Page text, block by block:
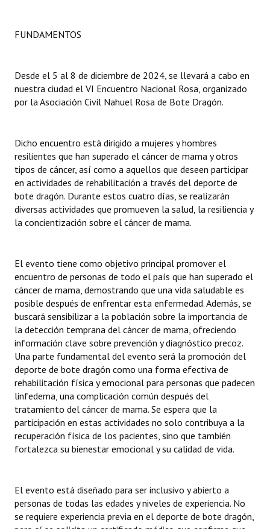
Actas de Sesión
Ejecución Presupuestaria
NORMATIVA
Comunicaciones
Declaraciones
Resoluciones
INSTITUCIONAL
Antiguos Pobladores
Noticias Destacadas
Registros y Distinciones
Datos Históricos
Premio al Mérito - Registro
Audiencias Públicas - Registro
Mujeres que Dejaron Huellas - Registro
Ciudadano Ilustre - Registro
Banca del Vecino - Registro
FUNDAMENTOS
Desde el 5 al 8 de diciembre de 2024, se llevará a cabo en
nuestra ciudad el VI Encuentro Nacional Rosa, organizado
por la Asociación Civil Nahuel Rosa de Bote Dragón.
Dicho encuentro está dirigido a mujeres y hombres
resilientes que han superado el cáncer de mama y otros
tipos de cáncer, así como a aquellos que deseen participar
en actividades de rehabilitación a través del deporte de
bote dragón. Durante estos cuatro días, se realizarán
diversas actividades que promueven la salud, la resiliencia y
la concientización sobre el cáncer de mama.
El evento tiene como objetivo principal promover el
encuentro de personas de todo el país que han superado el
cáncer de mama, demostrando que una vida saludable es
posible después de enfrentar esta enfermedad. Además, se
buscará sensibilizar a la población sobre la importancia de
la detección temprana del cáncer de mama, ofreciendo
información clave sobre prevención y diagnóstico precoz.
Una parte fundamental del evento será la promoción del
deporte de bote dragón como una forma efectiva de
rehabilitación física y emocional para personas que padecen
linfedema, una complicación común después del
tratamiento del cáncer de mama. Se espera que la
participación en estas actividades no solo contribuya a la
recuperación física de los pacientes, sino que también
fortalezca su bienestar emocional y su calidad de vida.
El evento está diseñado para ser inclusivo y abierto a
personas de todas las edades y niveles de experiencia. No
se requiere experiencia previa en el deporte de bote dragón,